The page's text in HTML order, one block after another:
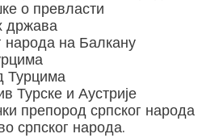
о превласти
држава
народа на Балкану
Турцима
Турске и Аустрије
препород српског народа
српског народа.